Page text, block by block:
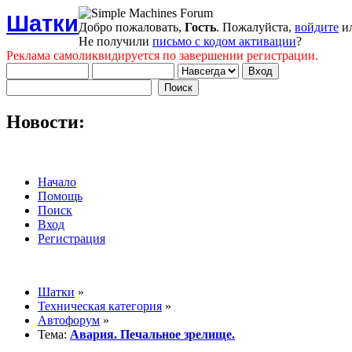
ШаткиДобро пожаловать, Гость. Пожалуйста, войдите
Не получили письмо с кодом активации?
Реклама самоликвидируется по завершении регистрации.
Новости:
Начало
Помощь
Поиск
Вход
Регистрация
Шатки »
Техническая категория »
Автофорум »
Тема: Авария. Печальное зрелище.